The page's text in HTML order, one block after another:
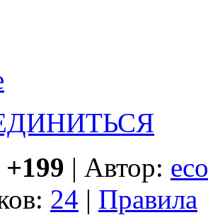
+199 | Автор:
24 | Правила